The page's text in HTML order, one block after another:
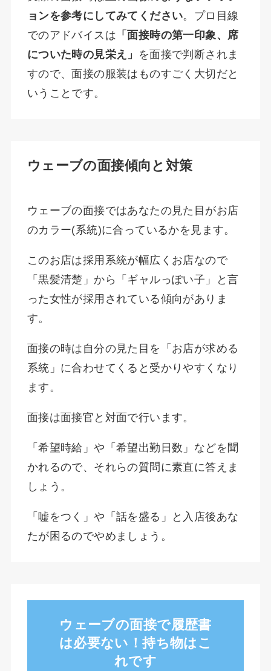
ョンを参考にしてみてください。プロ目線
でのアドバイスは 「面接時の第一印象、席
についた時の見栄え」
を面接で判断されま
すので、面接の服装はものすごく大切だと
いうことです。
ウェーブの面接傾向と対策
ウェーブの面接ではあなたの見た目がお店
のカラー(系統)に合っているかを見ます。
このお店は採用系統が幅広くお店なので
「黒髪清楚」から「ギャルっぽい子」と言
った女性が採用されている傾向がありま
す。
面接の時は自分の見た目を「お店が求める
系統」に合わせてくると受かりやすくなり
ます。
面接は面接官と対面で行います。
「希望時給」や「希望出勤日数」などを聞
かれるので、それらの質問に素直に答えま
しょう。
「嘘をつく」や「話を盛る」と入店後あな
たが困るのでやめましょう。
ウェーブの面接で履歴書
は必要ない！持ち物はこ
れです